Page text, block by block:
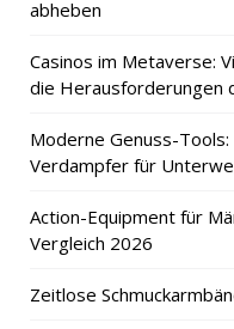
abheben
Casinos im Metaverse:
die Herausforderungen
Moderne Genuss-
Verdampfer für
Action-Equipment für
Vergleich 2026
Zeitlose